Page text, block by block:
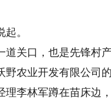
。
关口，也是先锋村产
业开发有限公司的
理李林军蹲在苗床边